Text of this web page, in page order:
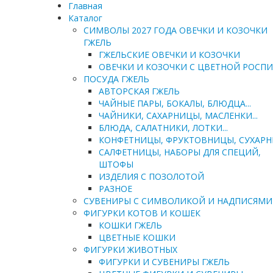
Главная
Каталог
СИМВОЛЫ 2027 ГОДА ОВЕЧКИ И КОЗОЧКИ
ГЖЕЛЬ
ГЖЕЛЬСКИЕ ОВЕЧКИ И КОЗОЧКИ
ОВЕЧКИ И КОЗОЧКИ С ЦВЕТНОЙ
ПОСУДА ГЖЕЛЬ
АВТОРСКАЯ ГЖЕЛЬ
ЧАЙНЫЕ ПАРЫ, БОКАЛЫ, БЛЮДЦА...
ЧАЙНИКИ, САХАРНИЦЫ, МАСЛЕНКИ...
БЛЮДА, САЛАТНИКИ, ЛОТКИ...
КОНФЕТНИЦЫ, ФРУКТОВНИЦЫ,
САЛФЕТНИЦЫ, НАБОРЫ ДЛЯ СПЕЦИЙ,
ШТОФЫ
ИЗДЕЛИЯ С ПОЗОЛОТОЙ
РАЗНОЕ
СУВЕНИРЫ С СИМВОЛИКОЙ И НАДПИСЯМИ
ФИГУРКИ КОТОВ И КОШЕК
КОШКИ ГЖЕЛЬ
ЦВЕТНЫЕ КОШКИ
ФИГУРКИ ЖИВОТНЫХ
ФИГУРКИ И СУВЕНИРЫ ГЖЕЛЬ